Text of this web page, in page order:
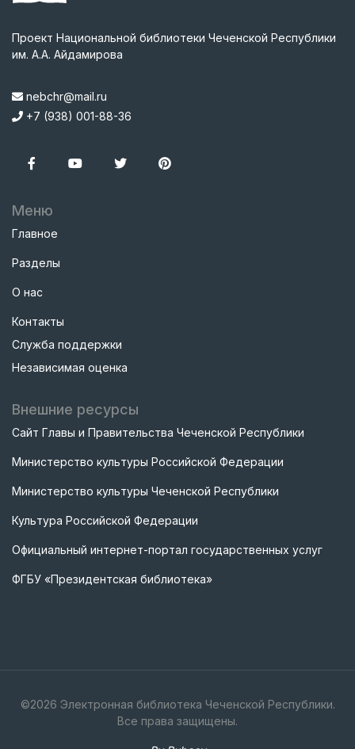
Проект Национальной библиотеки Чеченской Республики
им. А.А. Айдамирова
nebchr@mail.ru
+7 (938) 001-88-36
Меню
Главное
Разделы
О нас
Контакты
Служба поддержки
Независимая оценка
Внешние ресурсы
Сайт Главы и Правительства Чеченской Республики
Министерство культуры Российской Федерации
Министерство культуры Чеченской Республики
Культура Российской Федерации
Официальный интернет-портал государственных услуг
ФГБУ «Президентская библиотека»
©2026 Электронная библиотека Чеченской Республики.
Все права защищены.